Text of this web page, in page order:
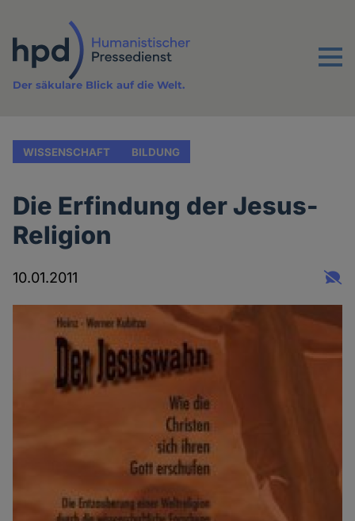
Inhalt
Menu
Der säkulare Blick auf die Welt.
WISSENSCHAFT BILDUNG
Die Erfindung der Jesus-
Religion
10.01.2011